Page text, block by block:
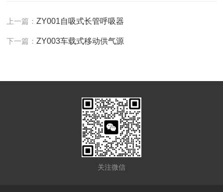
上一篇：ZY001自吸式长管呼吸器
下一篇：ZY003车载式移动供气源
关注微信